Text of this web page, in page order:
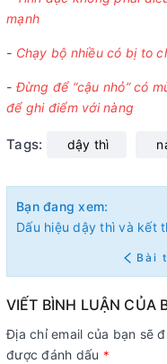
mạnh
- Chạy bộ nhiều có bị to
- Đừng để “cậu nhỏ” có
để ghi điểm với nàng
Tags: dậy thì
Bạn đang xem:
Dấu hiệu dậy thì và kết
Bài
VIẾT BÌNH LUẬN CỦA
Địa chỉ email của bạn sẽ
được đánh dấu *